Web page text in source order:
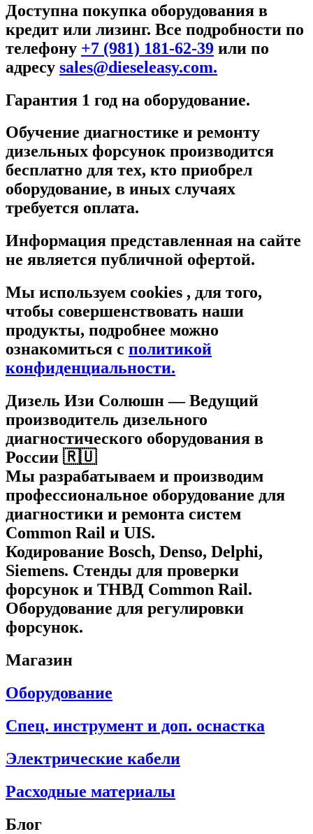
Доступна покупка оборудования в
кредит или лизинг. Все подробности по
телефону +7 (981) 181-62-39 или по
адресу sales@dieseleasy.com.
Гарантия 1 год на оборудование.
Обучение диагностике и ремонту
дизельных форсунок производится
бесплатно для тех, кто приобрел
оборудование, в иных случаях
требуется оплата.
Информация представленная на сайте
не является публичной офертой.
Мы используем cookies , для того,
чтобы совершенствовать наши
продукты, подробнее можно
ознакомиться c политикой
конфиденциальности.
Дизель Изи Солюшн— Ведущий
производитель дизельного
диагностического оборудования в
России 🇷🇺
Мы разрабатываем и производим
профессиональное оборудование для
диагностики и ремонта систем
Common Rail и UIS.
Кодирование Bosch, Denso, Delphi,
Siemens. Стенды для проверки
форсунок и ТНВД Common Rail.
Оборудование для регулировки
форсунок.
Магазин
Оборудование
Спец. инструмент и доп. оснастка
Электрические кабели
Расходные материалы
Блог